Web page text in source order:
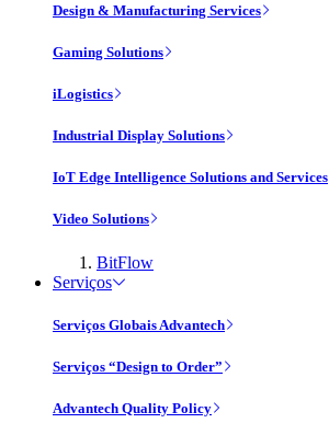
Design & Manufacturing Services
Gaming Solutions
iLogistics
Industrial Display Solutions
IoT Edge Intelligence Solutions and Services
Video Solutions
BitFlow
Serviços
Serviços Globais Advantech
Serviços “Design to Order”
Advantech Quality Policy